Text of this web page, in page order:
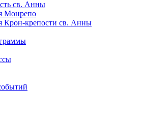
св. Анны
Монрепо
Крон-крепости св. Анны